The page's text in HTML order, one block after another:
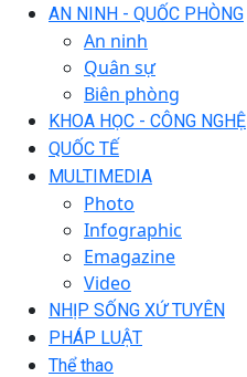
AN NINH - QUỐC PHÒNG
An ninh
Quân sự
Biên phòng
KHOA HỌC - CÔNG NGHỆ
QUỐC TẾ
MULTIMEDIA
Photo
Infographic
Emagazine
Video
NHỊP SỐNG XỨ TUYÊN
PHÁP LUẬT
Thể thao